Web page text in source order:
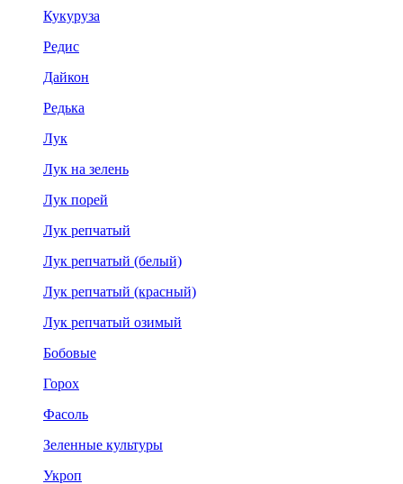
Кукуруза
Редис
Дайкон
Редька
Лук
Лук на зелень
Лук порей
Лук репчатый
Лук репчатый (белый)
Лук репчатый (красный)
Лук репчатый озимый
Бобовые
Горох
Фасоль
Зеленные культуры
Укроп